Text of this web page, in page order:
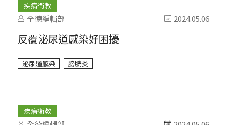
疾病衛教
全德編輯部 2024.05.06
反覆泌尿道感染好困擾
泌尿道感染 膀胱炎
疾病衛教